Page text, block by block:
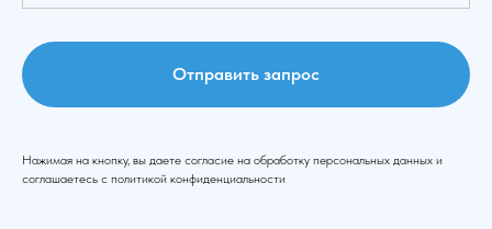
Отправить запрос
Нажимая на кнопку, вы даете согласие на обработку персональных данных и
соглашаетесь c политикой конфиденциальности